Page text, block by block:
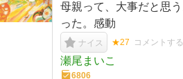
母親って、大事だと思
った。感動
ナイス ★27 コメントす
瀬尾まいこ
6806